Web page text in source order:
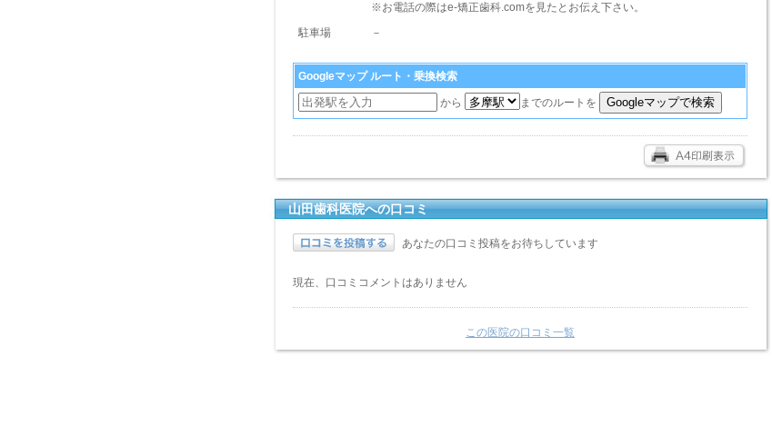
※お電話の際はe-矯正歯科.comを見たとお伝え下さい。
駐車場
－
Googleマップ ルート・乗換検索
から までのルートを
山田歯科医院への口コミ
あなたの口コミ投稿をお待ちしています
現在、口コミコメントはありません
この医院の口コミ一覧